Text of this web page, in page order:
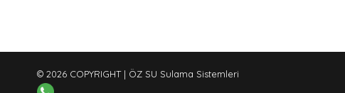
© 2026 COPYRIGHT | ÖZ SU Sulama Sistemleri‎‎